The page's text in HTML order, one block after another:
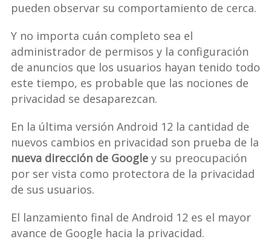
pueden observar su comportamiento de cerca.
Y no importa cuán completo sea el
administrador de permisos y la configuración
de anuncios que los usuarios hayan tenido todo
este tiempo, es probable que las nociones de
privacidad se desaparezcan.
En la última versión Android 12 la cantidad de
nuevos cambios en privacidad son prueba de la
nueva dirección de Googley su preocupación
por ser vista como protectora de la privacidad
de sus usuarios.
El lanzamiento final de Android 12 es el mayor
avance de Google hacia la privacidad.